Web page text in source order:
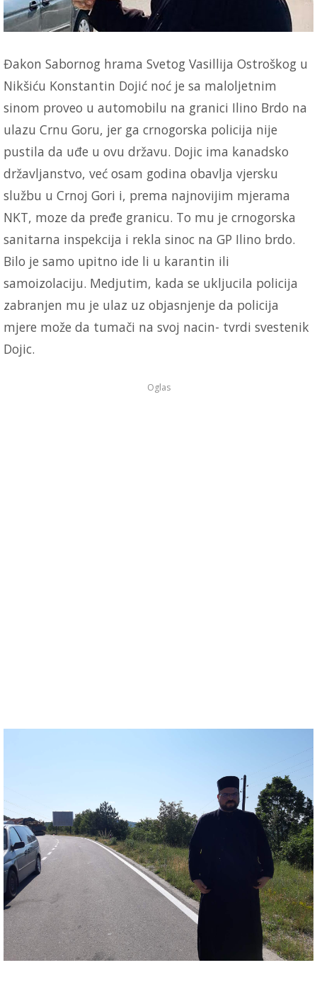
Đakon Sabornog hrama Svetog Vasillija Ostroškog u
Nikšiću Konstantin Dojić noć je sa maloljetnim
sinom proveo u automobilu na granici Ilino Brdo na
ulazu Crnu Goru, jer ga crnogorska policija nije
pustila da uđe u ovu državu. Dojic ima kanadsko
državljanstvo, već osam godina obavlja vjersku
službu u Crnoj Gori i, prema najnovijim mjerama
NKT, moze da pređe granicu. To mu je crnogorska
sanitarna inspekcija i rekla sinoc na GP Ilino brdo.
Bilo je samo upitno ide li u karantin ili
samoizolaciju. Medjutim, kada se ukljucila policija
zabranjen mu je ulaz uz objasnjenje da policija
mjere može da tumači na svoj nacin- tvrdi svestenik
Dojic.
Oglas